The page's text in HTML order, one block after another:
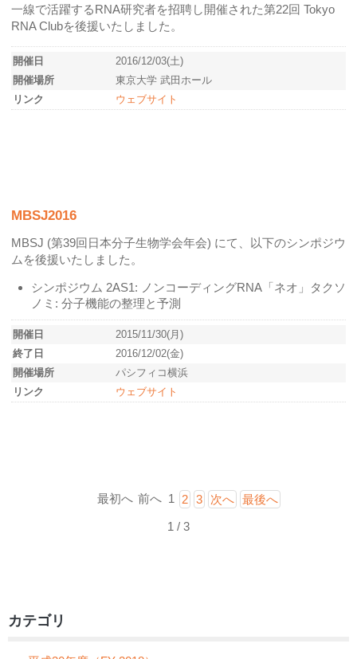
一線で活躍するRNA研究者を招聘し開催された第22回 Tokyo
RNA Clubを後援いたしました。
開催日
2016/12/03(土)
開催場所
東京大学 武田ホール
リンク
ウェブサイト
MBSJ2016
MBSJ (第39回日本分子生物学会年会) にて、以下のシンポジウ
ムを後援いたしました。
シンポジウム 2AS1: ノンコーディングRNA「ネオ」タクソ
ノミ: 分子機能の整理と予測
開催日
2015/11/30(月)
終了日
2016/12/02(金)
開催場所
パシフィコ横浜
リンク
ウェブサイト
最初へ 前へ 1 2 3 次へ
最後へ
1 / 3
カテゴリ